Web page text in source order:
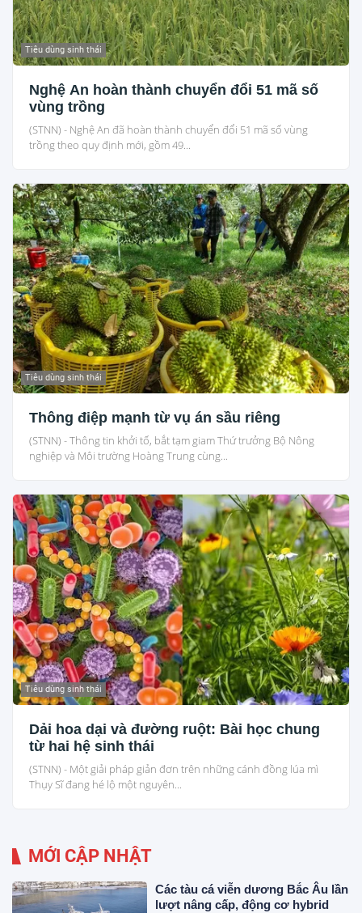
Tiêu dùng sinh thái
Nghệ An hoàn thành chuyển đổi 51 mã số
vùng trồng
(STNN) - Nghệ An đã hoàn thành chuyển đổi 51 mã số vùng
trồng theo quy định mới, gồm 49...
Tiêu dùng sinh thái
Thông điệp mạnh từ vụ án sầu riêng
(STNN) - Thông tin khởi tố, bắt tạm giam Thứ trưởng Bộ Nông
nghiệp và Môi trường Hoàng Trung cùng...
Tiêu dùng sinh thái
Dải hoa dại và đường ruột: Bài học chung
từ hai hệ sinh thái
(STNN) - Một giải pháp giản đơn trên những cánh đồng lúa mì
Thụy Sĩ đang hé lộ một nguyên...
MỚI CẬP NHẬT
Các tàu cá viễn dương Bắc Âu lần
lượt nâng cấp, động cơ hybrid